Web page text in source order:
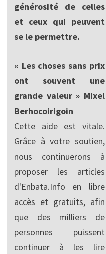
générosité de celles
et ceux qui peuvent
se le permettre.
« Les choses sans prix
ont souvent une
grande valeur » Mixel
Berhocoirigoin
Cette aide est vitale.
Grâce à votre soutien,
nous continuerons à
proposer les articles
d'Enbata.Info en libre
accès et gratuits, afin
que des milliers de
personnes puissent
continuer à les lire